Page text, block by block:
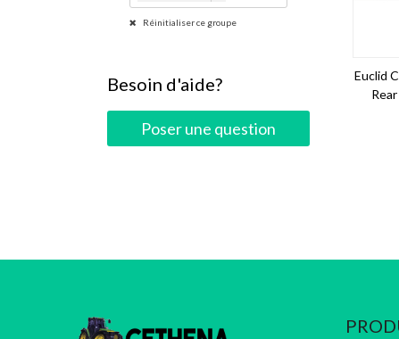
Réinitialiser ce groupe
Besoin d'aide?
Poser une question
Euclid